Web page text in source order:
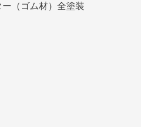
（ゴム材）全塗装